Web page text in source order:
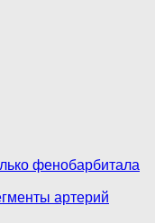
фенобарбитала
артерий